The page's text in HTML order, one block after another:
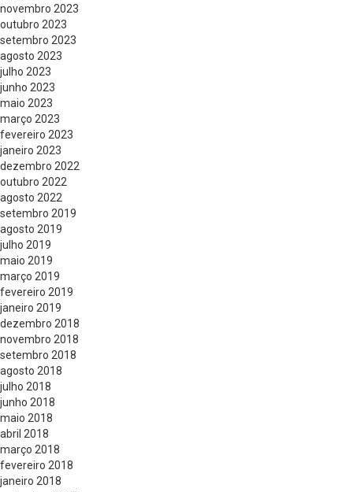
novembro 2023
outubro 2023
setembro 2023
agosto 2023
julho 2023
junho 2023
maio 2023
março 2023
fevereiro 2023
janeiro 2023
dezembro 2022
outubro 2022
agosto 2022
setembro 2019
agosto 2019
julho 2019
maio 2019
março 2019
fevereiro 2019
janeiro 2019
dezembro 2018
novembro 2018
setembro 2018
agosto 2018
julho 2018
junho 2018
maio 2018
abril 2018
março 2018
fevereiro 2018
janeiro 2018